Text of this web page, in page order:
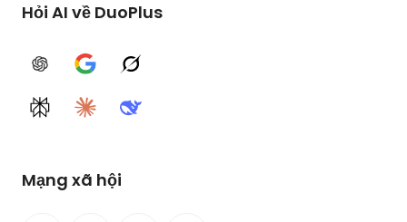
Hỏi AI về DuoPlus
ChatGPTGoogle AIGrok
PerplexityClaudeDeepSeek
Mạng xã hội